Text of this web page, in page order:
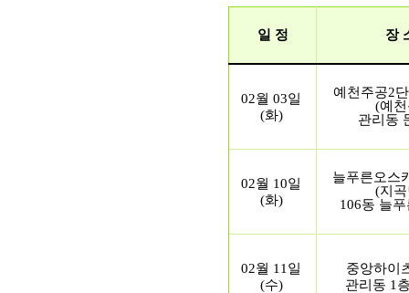
일 정 장
02월 03일
(화)
예천주공2
(예
관리동
02월 10일
(화)
늘푸른오스
(지
106동 늘
02월 11일
(수)
중앙하이
관리동 1